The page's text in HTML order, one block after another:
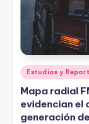
Publicado
en
Estudios y
Mapa radial
evidencian el
generación